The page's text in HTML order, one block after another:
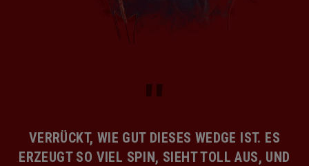
VERRÜCKT, WIE GUT DIESES WEDGE IST. ES
ERZEUGT SO VIEL SPIN, SIEHT TOLL AUS, UND